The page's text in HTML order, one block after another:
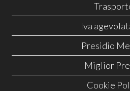
Iva
Presidio
Miglior
Cookie